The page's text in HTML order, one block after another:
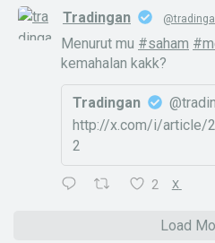
Tradingan
Menurut mu #saham
kemahalan kakk?
Tradingan
http://x.com/i/article/
2
2 X
Load